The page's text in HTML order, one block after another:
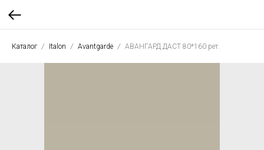
Каталог Italon Avantgarde АВАНГАРД ДАСТ 80*160 рет.